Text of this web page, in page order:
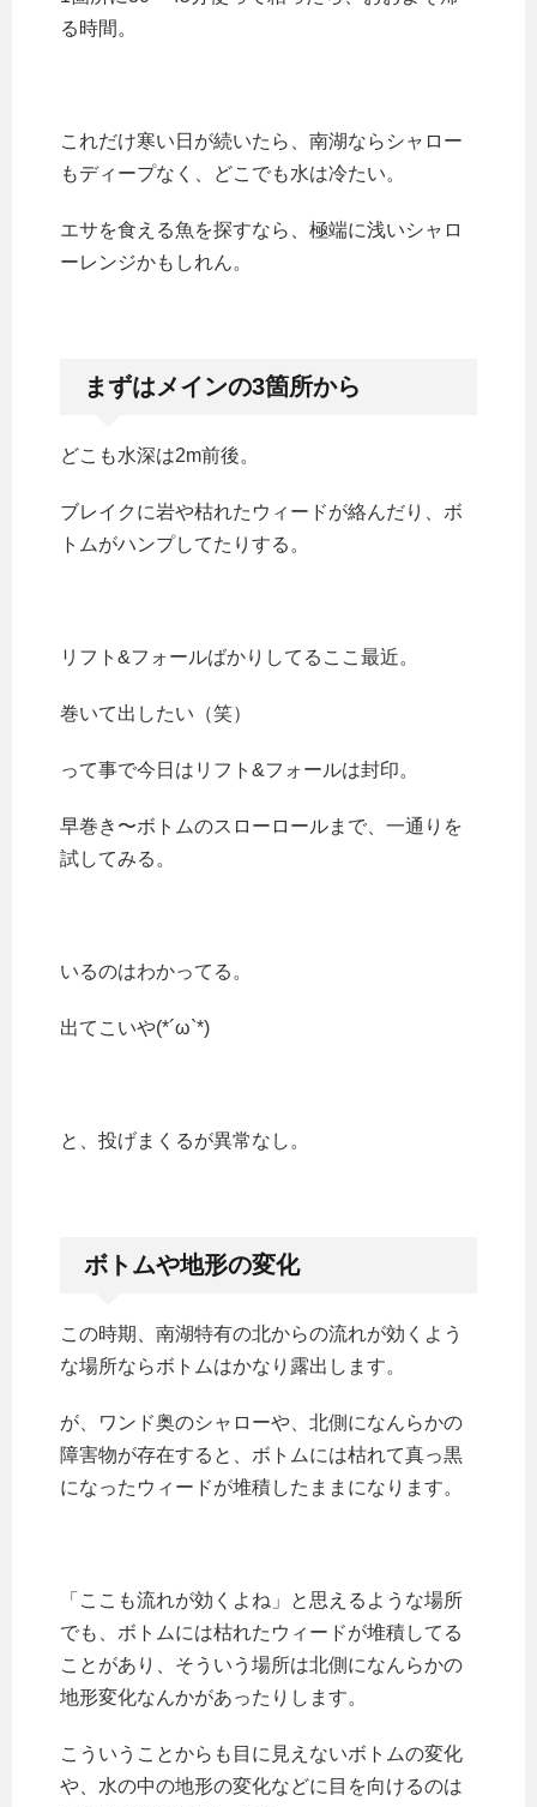
る時間。
これだけ寒い日が続いたら、南湖ならシャロー
もディープなく、どこでも水は冷たい。
エサを食える魚を探すなら、極端に浅いシャロ
ーレンジかもしれん。
まずはメインの3箇所から
どこも水深は2m前後。
ブレイクに岩や枯れたウィードが絡んだり、ボ
トムがハンプしてたりする。
リフト&フォールばかりしてるここ最近。
巻いて出したい（笑）
って事で今日はリフト&フォールは封印。
早巻き〜ボトムのスローロールまで、一通りを
試してみる。
いるのはわかってる。
出てこいや(*´ω`*)
と、投げまくるが異常なし。
ボトムや地形の変化
この時期、南湖特有の北からの流れが効くよう
な場所ならボトムはかなり露出します。
が、ワンド奥のシャローや、北側になんらかの
障害物が存在すると、ボトムには枯れて真っ黒
になったウィードが堆積したままになります。
「ここも流れが効くよね」と思えるような場所
でも、ボトムには枯れたウィードが堆積してる
ことがあり、そういう場所は北側になんらかの
地形変化なんかがあったりします。
こういうことからも目に見えないボトムの変化
や、水の中の地形の変化などに目を向けるのは